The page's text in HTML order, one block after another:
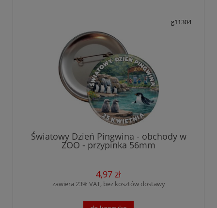
g11304
Światowy Dzień Pingwina - obchody w
ZOO - przypinka 56mm
4,97 zł
zawiera 23% VAT, bez kosztów dostawy